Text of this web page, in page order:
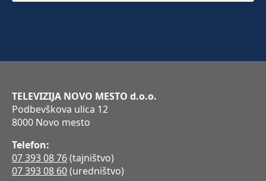
TELEVIZIJA NOVO MESTO d.o.o.
Podbevškova ulica 12
8000 Novo mesto
Telefon:
07 393 08 76(tajništvo)
07 393 08 60(uredništvo)